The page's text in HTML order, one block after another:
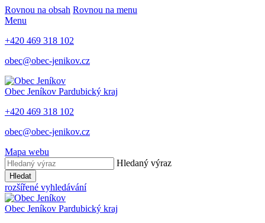
Rovnou na obsah Rovnou na menu
Menu
+420 469 318 102
obec@obec-jenikov.cz
Obec Jeníkov Pardubický kraj
+420 469 318 102
obec@obec-jenikov.cz
Mapa webu
Hledaný výraz
Hledat
rozšířené vyhledávání
Obec Jeníkov Pardubický kraj